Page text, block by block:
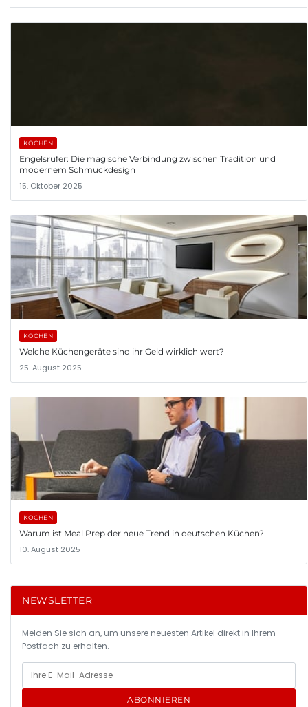
KOCHEN
Engelsrufer: Die magische Verbindung zwischen Tradition und
modernem Schmuckdesign
15. Oktober 2025
KOCHEN
Welche Küchengeräte sind ihr Geld wirklich wert?
25. August 2025
KOCHEN
Warum ist Meal Prep der neue Trend in deutschen Küchen?
10. August 2025
NEWSLETTER
Melden Sie sich an, um unsere neuesten Artikel direkt in Ihrem
Postfach zu erhalten.
ABONNIEREN